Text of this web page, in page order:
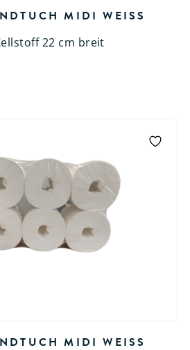
MIDI WEISS
22 cm breit
MIDI WEISS K